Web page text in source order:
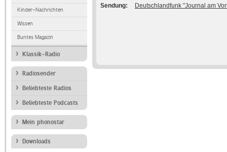
Kinder-Nachrichten
Wissen
Buntes Magazin
Klassik-Radio
Radiosender
Beliebteste Radios
Beliebteste Podcasts
Mein phonostar
Downloads
Sendung
Deutschlandfunk "Journal am